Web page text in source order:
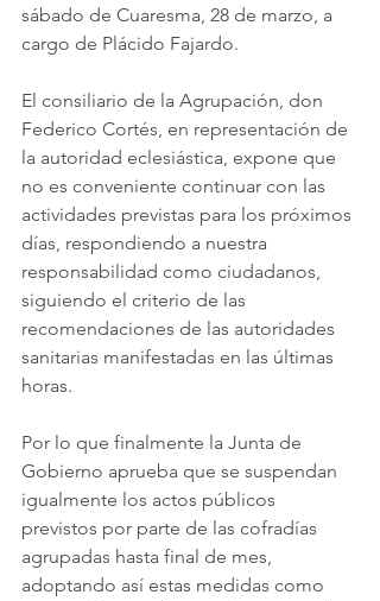
sábado de Cuaresma, 28 de marzo, a
cargo de Plácido Fajardo.
El consiliario de la Agrupación, don
Federico Cortés, en representación de
la autoridad eclesiástica, expone que
no es conveniente continuar con las
actividades previstas para los próximos
días, respondiendo a nuestra
responsabilidad como ciudadanos,
siguiendo el criterio de las
recomendaciones de las autoridades
sanitarias manifestadas en las últimas
horas.
Por lo que finalmente la Junta de
Gobierno aprueba que se suspendan
igualmente los actos públicos
previstos por parte de las cofradías
agrupadas hasta final de mes,
adoptando así estas medidas como